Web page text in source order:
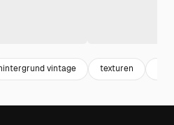
vintage texturen